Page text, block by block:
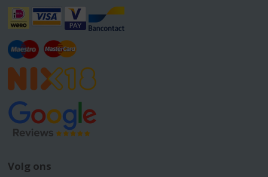
Volg ons